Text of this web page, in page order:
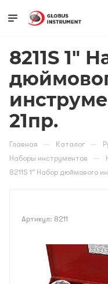
8211S 1"
21пр.
Главная — Каталог —
Наборы инструментов —
8211S 1" Набор дюймового
Артикул: 8211